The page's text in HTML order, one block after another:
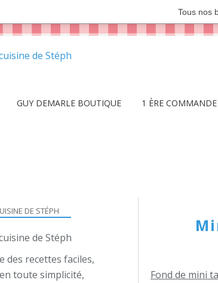
Tous nos
GUY DEMARLE BOUTIQUE 1 ÈRE COMMANDE
Fond de mini
DE STÉPH
des recettes faciles,
toute simplicité,